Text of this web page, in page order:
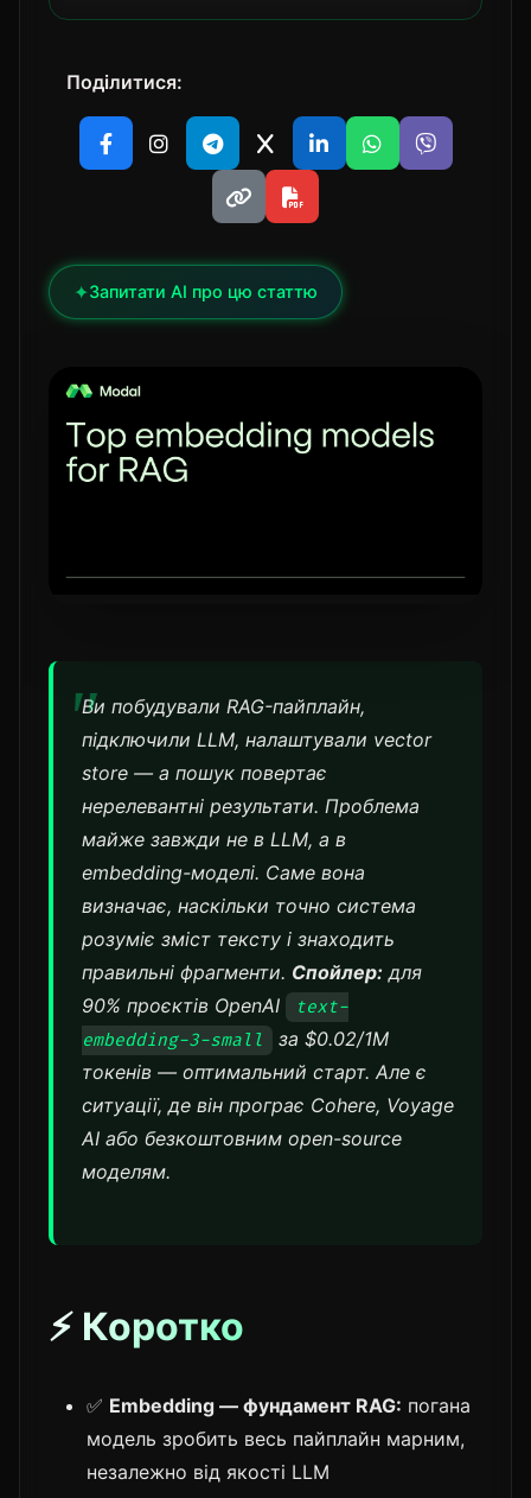
Поділитися:
✦Запитати AI про цю статтю
Ви побудували RAG-пайплайн,
підключили LLM, налаштували vector
store — а пошук повертає
нерелевантні результати. Проблема
майже завжди не в LLM, а в
embedding-моделі. Саме вона
визначає, наскільки точно система
розуміє зміст тексту і знаходить
правильні фрагменти. Спойлер: для
90% проєктів OpenAI
text-
embedding-3-small
за $0.02/1M
токенів — оптимальний старт. Але є
ситуації, де він програє Cohere, Voyage
AI або безкоштовним open-source
моделям.
⚡ Коротко
✅ Embedding — фундамент RAG: погана
модель зробить весь пайплайн марним,
незалежно від якості LLM